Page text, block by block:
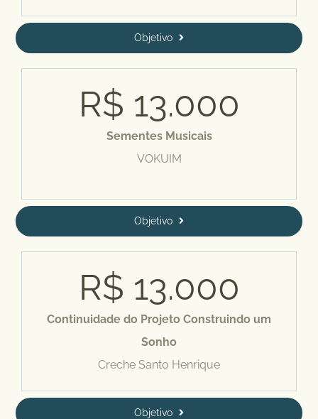
Objetivo
R$ 13.000
Sementes Musicais
VOKUIM
Objetivo
R$ 13.000
Continuidade do Projeto Construindo um
Sonho
Creche Santo Henrique
Objetivo